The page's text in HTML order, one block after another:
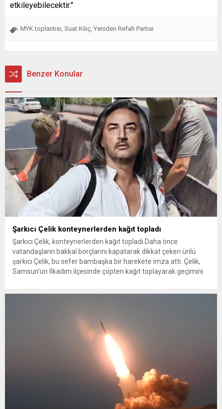
etkileyebilecektir.”
MYK toplantısı Suat Kılıç Yeniden Refah Partisi
Benzer Konular
Şarkıcı Çelik konteynerlerden kağıt topladı
Şarkıcı Çelik, konteynerlerden kağıt topladı Daha önce
vatandaşların bakkal borçlarını kapatarak dikkat çeken ünlü
şarkıcı Çelik, bu sefer bambaşka bir harekete imza attı. Çelik,
Samsun’un İlkadım ilçesinde çöpten kağıt toplayarak geçimini